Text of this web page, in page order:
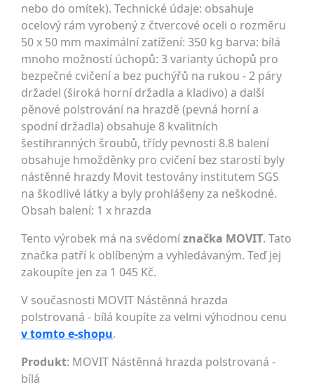
nebo do omítek). Technické údaje: obsahuje
ocelový rám vyrobený z čtvercové oceli o rozměru
50 x 50 mm maximální zatížení: 350 kg barva: bílá
mnoho možností úchopů: 3 varianty úchopů pro
bezpečné cvičení a bez puchýřů na rukou - 2 páry
držadel (široká horní držadla a kladivo) a další
pěnové polstrování na hrazdě (pevná horní a
spodní držadla) obsahuje 8 kvalitních
šestihranných šroubů, třídy pevnosti 8.8 balení
obsahuje hmožděnky pro cvičení bez starostí byly
nástěnné hrazdy Movit testovány institutem SGS
na škodlivé látky a byly prohlášeny za neškodné.
Obsah balení: 1 x hrazda
Tento výrobek má na svědomíznačka MOVIT. Tato
značka patří k oblíbeným a vyhledávaným. Teď jej
zakoupíte jen za 1 045 Kč.
V současnosti MOVIT Nástěnná hrazda
polstrovaná - bílá koupíte za velmi výhodnou cenu
v tomto e-shopu.
Produkt: MOVIT Nástěnná hrazda polstrovaná -
bílá